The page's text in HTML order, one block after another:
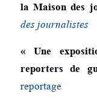
la Maison des
des journalistes
« Une
reporters de
reportage